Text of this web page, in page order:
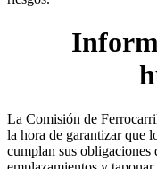
La Comisión de
la hora de garantizar que
cumplan sus obligaciones